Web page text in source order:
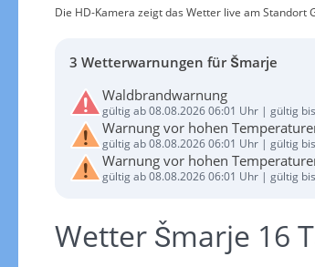
Die HD-Kamera zeigt das Wetter live am Standort
3 Wetterwarnungen für Šmarje
Waldbrandwarnung
gültig ab 08.08.2026 06:01 Uhr | gültig
Warnung vor hohen
gültig ab 08.08.2026 06:01 Uhr | gültig
Warnung vor hohen
gültig ab 08.08.2026 06:01 Uhr | gültig
Wetter Šmarje 16